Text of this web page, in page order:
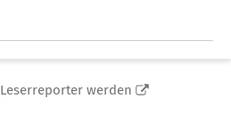
Leserreporter werden